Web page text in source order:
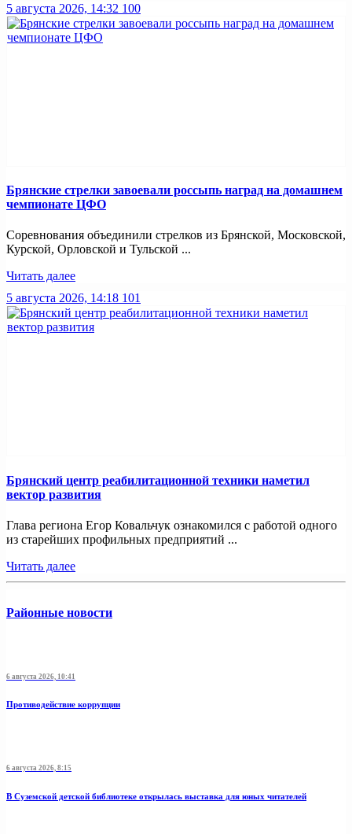
5 августа 2026, 14:32 100
Брянские стрелки завоевали россыпь наград на домашнем
чемпионате ЦФО
Соревнования объединили стрелков из Брянской, Московской,
Курской, Орловской и Тульской ...
Читать далее
5 августа 2026, 14:18 101
Брянский центр реабилитационной техники наметил
вектор развития
Глава региона Егор Ковальчук ознакомился с работой одного
из старейших профильных предприятий ...
Читать далее
Районные новости
6 августа 2026, 10:41
Противодействие коррупции
6 августа 2026, 8:15
В Суземской детской библиотеке открылась выставка для юных читателей